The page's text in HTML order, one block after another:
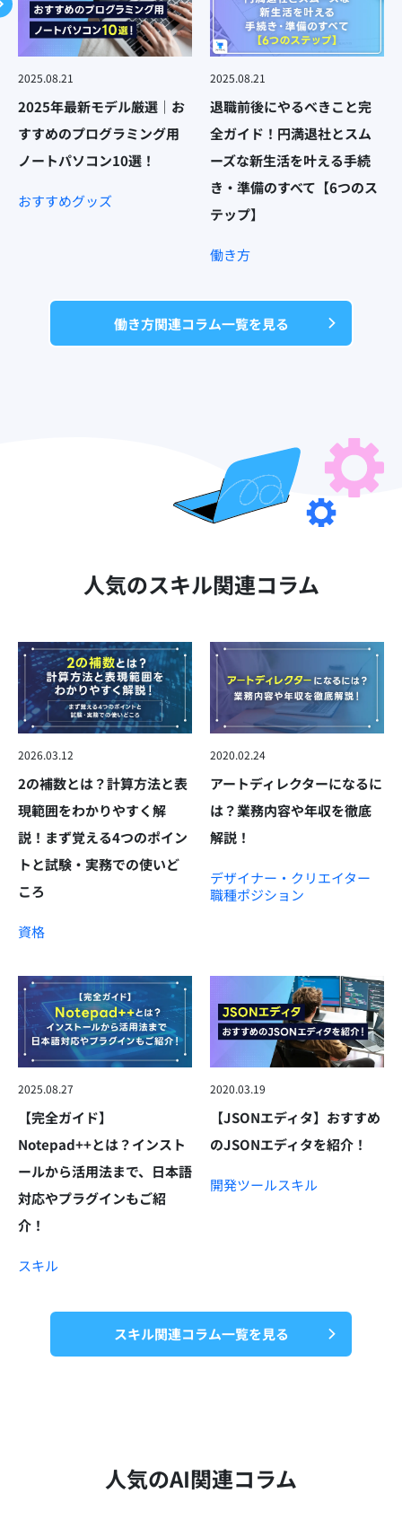
2025.08.21
2025年最新モデル厳選｜お
すすめのプログラミング用
ノートパソコン10選！
おすすめグッズ
2025.08.21
退職前後にやるべきこと完
全ガイド！円満退社とスム
ーズな新生活を叶える手続
き・準備のすべて【6つのス
テップ】
働き方
働き方関連コラム一覧を見る
人気のスキル関連コラム
2026.03.12
2の補数とは？計算方法と表
現範囲をわかりやすく解
説！まず覚える4つのポイン
トと試験・実務での使いど
ころ
資格
2020.02.24
アートディレクターになるに
は？業務内容や年収を徹底
解説！
デザイナー・クリエイター
職種ポジション
2025.08.27
【完全ガイド】
Notepad++とは？インスト
ールから活用法まで、日本語
対応やプラグインもご紹
介！
スキル
2020.03.19
【JSONエディタ】おすすめ
のJSONエディタを紹介！
開発ツールスキル
スキル関連コラム一覧を見る
人気のAI関連コラム